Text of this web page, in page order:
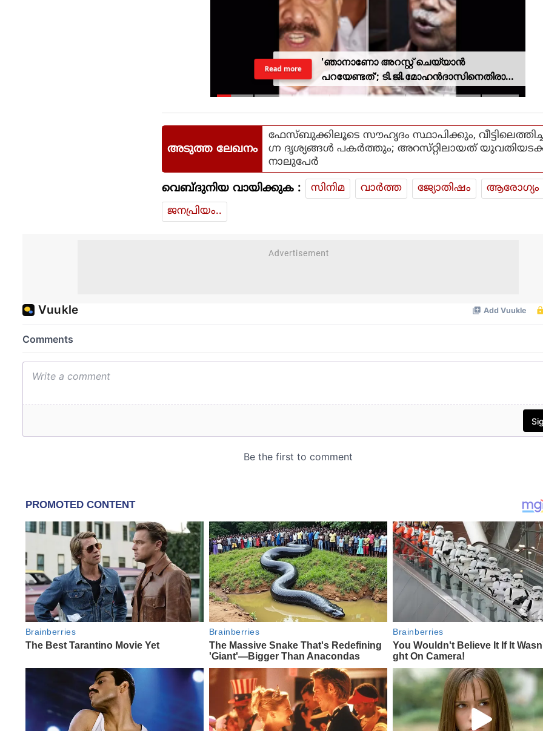
'ഞാനാണോ അറസ്റ്റ് ചെയ്യാൻ
പറയേണ്ടത്'; ടി.ജി.മോഹൻദാസിനെതിരായ
നടപടിയിൽ ആഭ്യന്തര മന്ത്രി
Read more
അടുത്ത ലേഖനം
ഫേസ്‌ബുക്കിലൂടെ സൗഹൃദം സ്ഥാപിക്കും,
ഗ്ന ദൃശ്യങ്ങള്‍ പകര്‍ത്തും; അറസ്‌റ്റിലായത്
നാലുപേർ
വെബ്ദുനിയ വായിക്കുക : സിനിമ വാര്‍ത്ത ജ്യോതിഷം
ആരോഗ്യം
ജനപ്രിയം..